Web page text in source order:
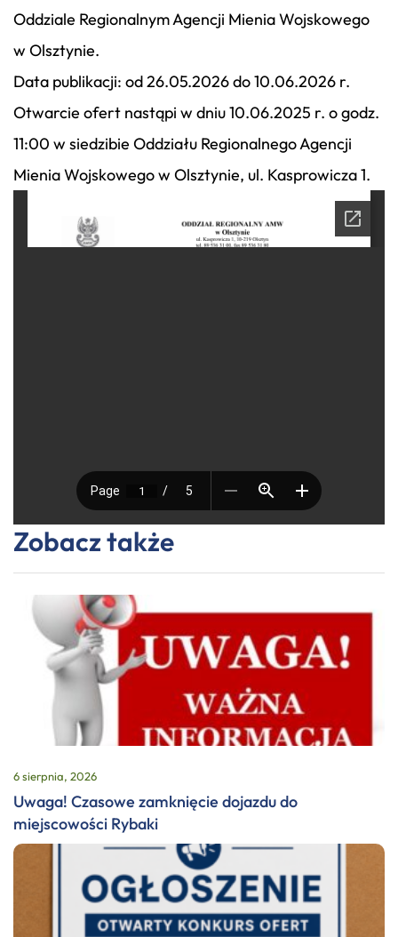
Oddziale Regionalnym Agencji Mienia Wojskowego
w Olsztynie.
Data publikacji: od 26.05.2026 do 10.06.2026 r.
Otwarcie ofert nastąpi w dniu 10.06.2025 r. o godz.
11:00 w siedzibie Oddziału Regionalnego Agencji
Mienia Wojskowego w Olsztynie, ul. Kasprowicza 1.
Zobacz także
6 sierpnia, 2026
Uwaga! Czasowe zamknięcie dojazdu do
miejscowości Rybaki